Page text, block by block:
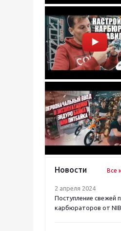
Новости Все
2 апреля 2024
Поступление свежей
карбюраторов от